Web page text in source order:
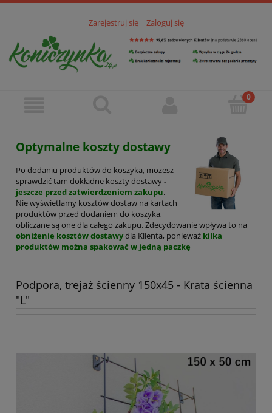
Zarejestruj się Zaloguj się
Optymalne koszty dostawy
Po dodaniu produktów do koszyka, możesz
sprawdzić tam dokładne koszty dostawy-
jeszcze przed zatwierdzeniem zakupu.
Nie wyświetlamy kosztów dostaw na kartach
produktów przed dodaniem do koszyka,
obliczane są one dla całego zakupu. Zdecydowanie wpływa to na
obniżenie kosztów dostawydla Klienta, ponieważ kilka
produktów można spakować w jedną paczkę
Podpora, trejaż ścienny 150x45 - Krata ścienna
"L"